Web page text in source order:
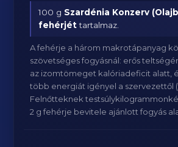
100 g Szardénia Konzerv
fehérjéttartalmaz.
A fehérje a három makrotápanyag
szövetséges fogyásnál: erős
az izomtömeget kalóriadeficit alatt,
több energiát igényel a szervezettől
Felnőtteknek
2 g fehérje bevitele ajánlott fogyás